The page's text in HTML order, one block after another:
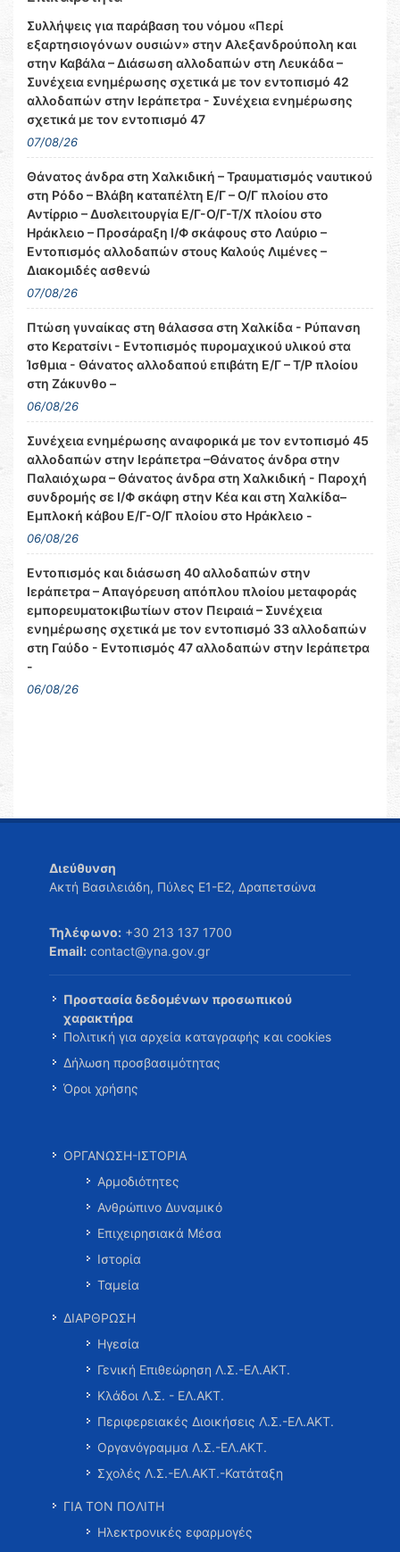
Συλλήψεις για παράβαση του νόμου «Περί
εξαρτησιογόνων ουσιών» στην Αλεξανδρούπολη και
στην Καβάλα – Διάσωση αλλοδαπών στη Λευκάδα –
Συνέχεια ενημέρωσης σχετικά με τον εντοπισμό 42
αλλοδαπών στην Ιεράπετρα - Συνέχεια ενημέρωσης
σχετικά με τον εντοπισμό 47
07/08/26
Θάνατος άνδρα στη Χαλκιδική – Τραυματισμός ναυτικού
στη Ρόδο – Βλάβη καταπέλτη Ε/Γ – Ο/Γ πλοίου στο
Αντίρριο – Δυσλειτουργία Ε/Γ-Ο/Γ-Τ/Χ πλοίου στο
Ηράκλειο – Προσάραξη Ι/Φ σκάφους στο Λαύριο –
Εντοπισμός αλλοδαπών στους Καλούς Λιμένες –
Διακομιδές ασθενώ
07/08/26
Πτώση γυναίκας στη θάλασσα στη Χαλκίδα - Ρύπανση
στο Κερατσίνι - Εντοπισμός πυρομαχικού υλικού στα
Ίσθμια - Θάνατος αλλοδαπού επιβάτη Ε/Γ – Τ/Ρ πλοίου
στη Ζάκυνθο –
06/08/26
Συνέχεια ενημέρωσης αναφορικά με τον εντοπισμό 45
αλλοδαπών στην Ιεράπετρα –Θάνατος άνδρα στην
Παλαιόχωρα – Θάνατος άνδρα στη Χαλκιδική - Παροχή
συνδρομής σε Ι/Φ σκάφη στην Κέα και στη Χαλκίδα–
Εμπλοκή κάβου Ε/Γ-Ο/Γ πλοίου στο Ηράκλειο -
06/08/26
Εντοπισμός και διάσωση 40 αλλοδαπών στην
Ιεράπετρα – Απαγόρευση απόπλου πλοίου μεταφοράς
εμπορευματοκιβωτίων στον Πειραιά – Συνέχεια
ενημέρωσης σχετικά με τον εντοπισμό 33 αλλοδαπών
στη Γαύδο - Εντοπισμός 47 αλλοδαπών στην Ιεράπετρα
-
06/08/26
Διεύθυνση
Ακτή Βασιλειάδη, Πύλες Ε1-Ε2, Δραπετσώνα
Τηλέφωνο: +30 213 137 1700
Email: contact@yna.gov.gr
Προστασία δεδομένων προσωπικού
χαρακτήρα
Πολιτική για αρχεία καταγραφής και cookies
Δήλωση προσβασιμότητας
Όροι χρήσης
ΟΡΓΑΝΩΣΗ-ΙΣΤΟΡΙΑ
Αρμοδιότητες
Ανθρώπινο Δυναμικό
Επιχειρησιακά Μέσα
Ιστορία
Ταμεία
ΔΙΑΡΘΡΩΣΗ
Ηγεσία
Γενική Επιθεώρηση Λ.Σ.-ΕΛ.ΑΚΤ.
Κλάδοι Λ.Σ. - ΕΛ.ΑΚΤ.
Περιφερειακές Διοικήσεις Λ.Σ.-ΕΛ.ΑΚΤ.
Οργανόγραμμα Λ.Σ.-ΕΛ.ΑΚΤ.
Σχολές Λ.Σ.-ΕΛ.ΑΚΤ.-Κατάταξη
ΓΙΑ ΤΟΝ ΠΟΛΙΤΗ
Ηλεκτρονικές εφαρμογές